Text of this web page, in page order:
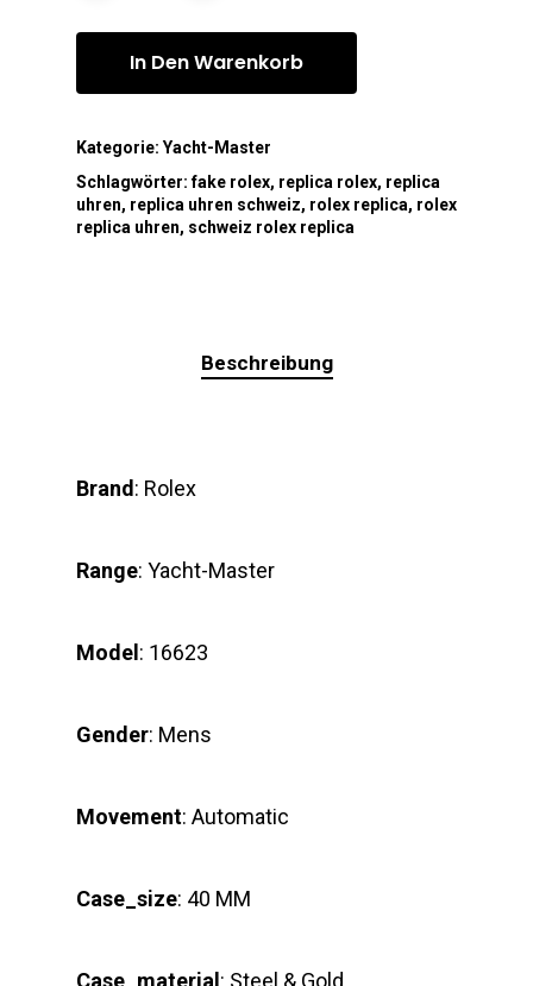
In Den Warenkorb
Kategorie: Yacht-Master
Schlagwörter:fake rolex, replica rolex, replica
uhren, replica uhren schweiz, rolex replica, rolex
replica uhren, schweiz rolex replica
Beschreibung
Brand: Rolex
Range: Yacht-Master
Model: 16623
Gender: Mens
Movement: Automatic
Case_size: 40 MM
Case_material: Steel & Gold